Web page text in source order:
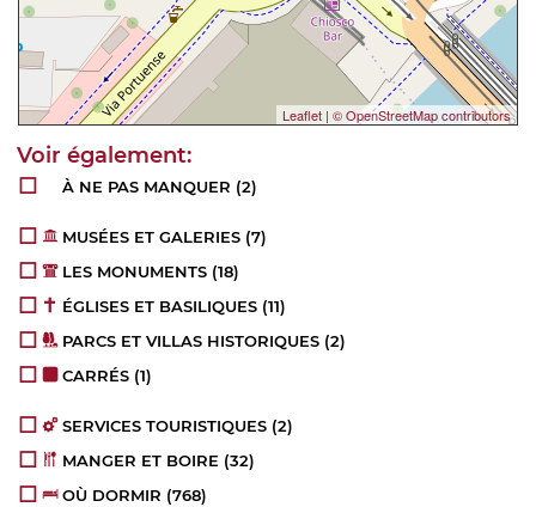
Leaflet | © OpenStreetMap contributors
À NE PAS MANQUER (2)
MUSÉES ET GALERIES (7)
LES MONUMENTS (18)
ÉGLISES ET BASILIQUES (11)
PARCS ET VILLAS HISTORIQUES (2)
CARRÉS (1)
SERVICES TOURISTIQUES (2)
MANGER ET BOIRE (32)
OÙ DORMIR (768)